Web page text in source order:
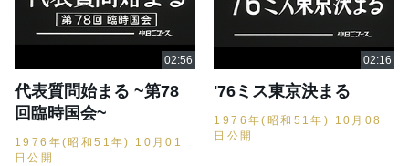
代表質問始まる ~第78
回臨時国会~
1976年(昭和51年) 10月01
日公開
'76ミス東京決まる
1976年(昭和51年) 10月08
日公開